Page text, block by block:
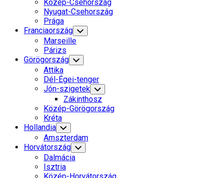
Közép-Csehország
Nyugat-Csehország
Prága
Franciaország Toggle
Child
Marseille
Párizs
Görögország Toggle
Child
Menu
Attika
Dél-Égei-tenger
Jón-szigetek Toggle
Child
Menu
Zákinthosz
Közép-Görögország
Kréta
Hollandia Toggle
Child
Menu
Amszterdam
Horvátország Toggle
Child
Menu
Dalmácia
Isztria